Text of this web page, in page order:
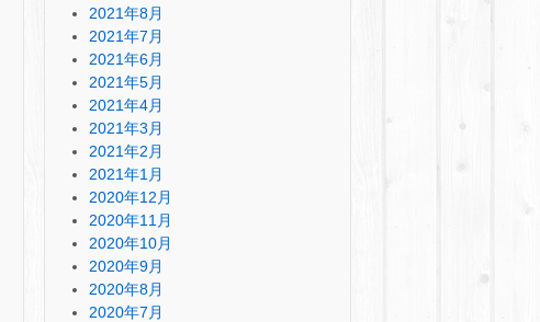
2021年8月
2021年7月
2021年6月
2021年5月
2021年4月
2021年3月
2021年2月
2021年1月
2020年12月
2020年11月
2020年10月
2020年9月
2020年8月
2020年7月